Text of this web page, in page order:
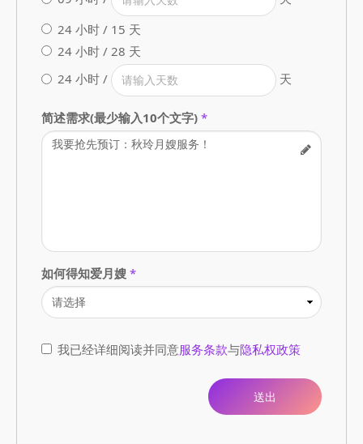
24 小时 / 15 天
24 小时 / 28 天
24 小时 /
天
简述需求(最少输入10个文字) *
如何得知爱月嫂 *
我已经详细阅读并同意服务条款与隐私权政策